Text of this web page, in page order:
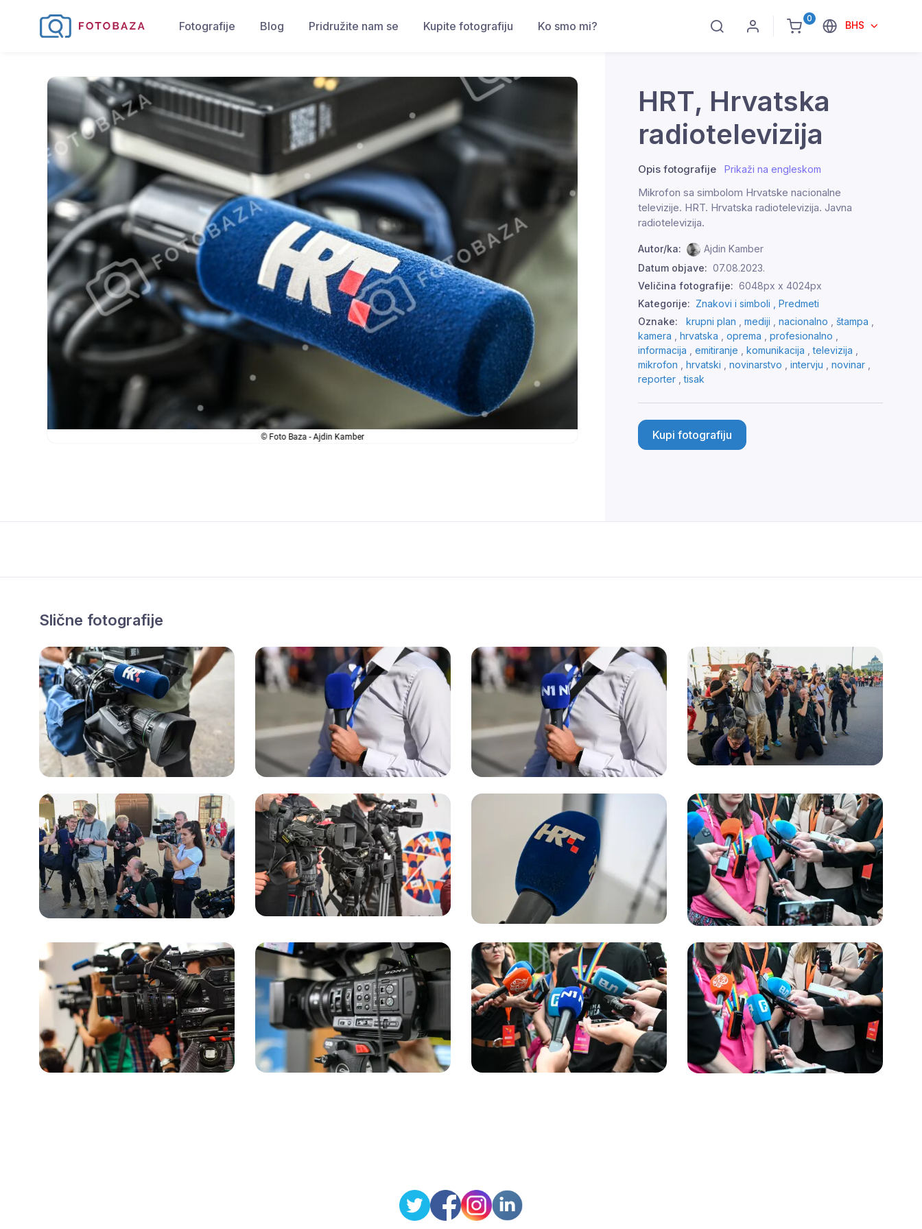
0
BHS
Fotografije Blog Pridružite nam se Kupite fotografiju Ko smo mi?
HRT, Hrvatska
radiotelevizija
Opis fotografije Prikaži na engleskom
Mikrofon sa simbolom Hrvatske nacionalne
televizije. HRT. Hrvatska radiotelevizija. Javna
radiotelevizija.
Autor/ka:
Ajdin Kamber
Datum objave: 07.08.2023.
Veličina fotografije: 6048px x 4024px
Kategorije: Znakovi i simboli , Predmeti
Oznake:
krupni plan , mediji , nacionalno , štampa ,
kamera , hrvatska , oprema , profesionalno ,
informacija , emitiranje , komunikacija ,televizija ,
mikrofon , hrvatski , novinarstvo , intervju , novinar ,
reporter ,tisak
Kupi fotografiju
Slične fotografije